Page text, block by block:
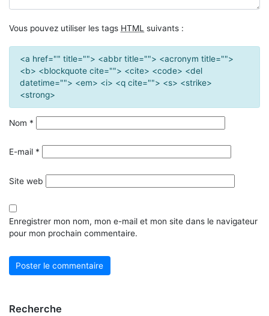
Vous pouvez utiliser les tags HTML suivants :
<a href="" title=""> <abbr title=""> <acronym title="">
<b> <blockquote cite=""> <cite> <code> <del
datetime=""> <em> <i> <q cite=""> <s> <strike>
<strong>
Nom *
E-mail *
Site web
Enregistrer mon nom, mon e-mail et mon site dans le navigateur
pour mon prochain commentaire.
Recherche